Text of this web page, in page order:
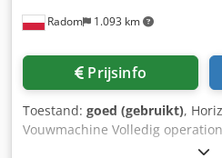
Radom 1.093 km
Prijsinfo
Toestand: goed (gebruikt),
Vouwmachine Volledig
Crsdpfx Ajzlacyefiof De